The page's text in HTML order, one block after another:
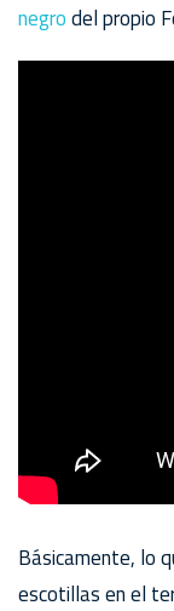
negrodel propio
Básicamente, lo
escotillas en el